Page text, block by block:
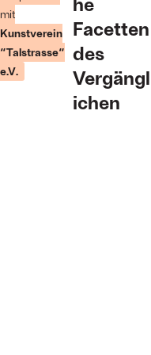
mit
Kunstverein
“Talstrasse“
e.V.
Facetten
des
Vergängl
ichen